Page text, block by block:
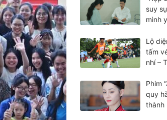
suy
mình
Lộ
tấm
nhí –
Phim
quy
thành